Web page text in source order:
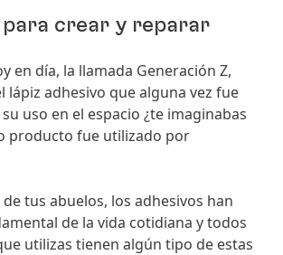
para crear y reparar
en día, la llamada Generación Z,
lápiz adhesivo que alguna vez fue
uso en el espacio ¿te imaginabas
producto fue utilizado por
tus abuelos, los adhesivos han
de la vida cotidiana y todos
utilizas tienen algún tipo de estas